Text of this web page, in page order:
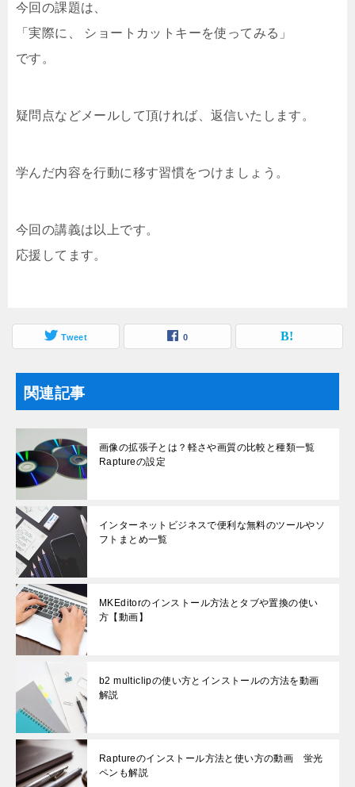
今回の課題は、
「実際に、 ショートカットキーを使ってみる」
です。
疑問点などメールして頂ければ、返信いたします。
学んだ内容を行動に移す習慣をつけましょう。
今回の講義は以上です。
応援してます。
Tweet 0
関連記事
画像の拡張子とは？軽さや画質の比較と種類一覧
Raptureの設定
インターネットビジネスで便利な無料のツールやソ
フトまとめ一覧
MKEditorのインストール方法とタブや置換の使い
方【動画】
b2 multiclipの使い方とインストールの方法を動画
解説
Raptureのインストール方法と使い方の動画 蛍光
ペンも解説